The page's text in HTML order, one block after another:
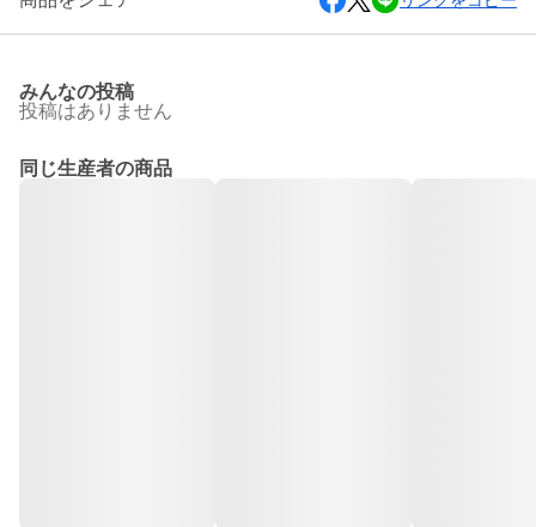
みんなの投稿
投稿はありません
同じ生産者の商品